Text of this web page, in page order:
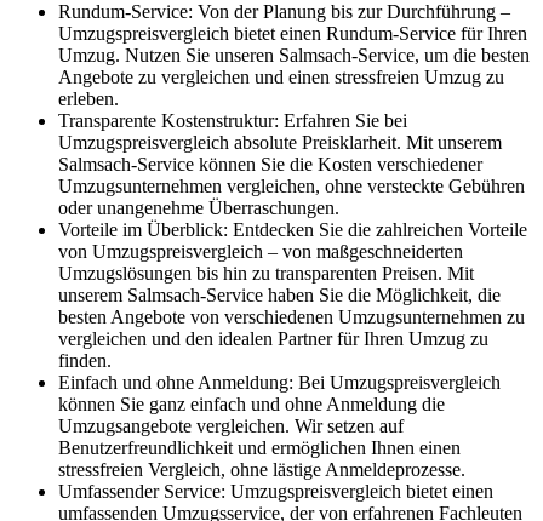
Rundum-Service: Von der Planung bis zur Durchführung –
Umzugspreisvergleich bietet einen Rundum-Service für Ihren
Umzug. Nutzen Sie unseren Salmsach-Service, um die besten
Angebote zu vergleichen und einen stressfreien Umzug zu
erleben.
Transparente Kostenstruktur: Erfahren Sie bei
Umzugspreisvergleich absolute Preisklarheit. Mit unserem
Salmsach-Service können Sie die Kosten verschiedener
Umzugsunternehmen vergleichen, ohne versteckte Gebühren
oder unangenehme Überraschungen.
Vorteile im Überblick: Entdecken Sie die zahlreichen Vorteile
von Umzugspreisvergleich – von maßgeschneiderten
Umzugslösungen bis hin zu transparenten Preisen. Mit
unserem Salmsach-Service haben Sie die Möglichkeit, die
besten Angebote von verschiedenen Umzugsunternehmen zu
vergleichen und den idealen Partner für Ihren Umzug zu
finden.
Einfach und ohne Anmeldung: Bei Umzugspreisvergleich
können Sie ganz einfach und ohne Anmeldung die
Umzugsangebote vergleichen. Wir setzen auf
Benutzerfreundlichkeit und ermöglichen Ihnen einen
stressfreien Vergleich, ohne lästige Anmeldeprozesse.
Umfassender Service: Umzugspreisvergleich bietet einen
umfassenden Umzugsservice, der von erfahrenen Fachleuten